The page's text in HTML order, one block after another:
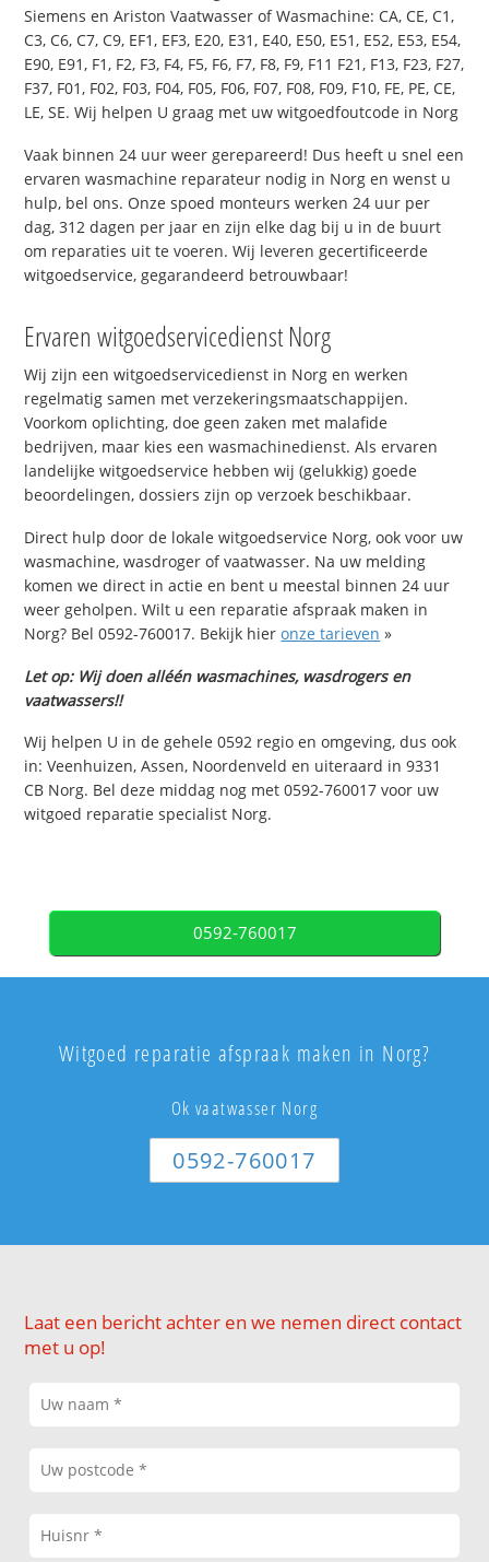
Siemens en Ariston Vaatwasser of Wasmachine: CA, CE, C1,
C3, C6, C7, C9, EF1, EF3, E20, E31, E40, E50, E51, E52, E53, E54,
E90, E91, F1, F2, F3, F4, F5, F6, F7, F8, F9, F11 F21, F13, F23, F27,
F37, F01, F02, F03, F04, F05, F06, F07, F08, F09, F10, FE, PE, CE,
LE, SE. Wij helpen U graag met uw witgoedfoutcode in Norg
Vaak binnen 24 uur weer gerepareerd! Dus heeft u snel een
ervaren wasmachine reparateur nodig in Norg en wenst u
hulp, bel ons. Onze spoed monteurs werken 24 uur per
dag, 312 dagen per jaar en zijn elke dag bij u in de buurt
om reparaties uit te voeren. Wij leveren gecertificeerde
witgoedservice, gegarandeerd betrouwbaar!
Ervaren witgoedservicedienst Norg
Wij zijn een witgoedservicedienst in Norg en werken
regelmatig samen met verzekeringsmaatschappijen.
Voorkom oplichting, doe geen zaken met malafide
bedrijven, maar kies een wasmachinedienst. Als ervaren
landelijke witgoedservice hebben wij (gelukkig) goede
beoordelingen, dossiers zijn op verzoek beschikbaar.
Direct hulp door de lokale witgoedservice Norg, ook voor uw
wasmachine, wasdroger of vaatwasser. Na uw melding
komen we direct in actie en bent u meestal binnen 24 uur
weer geholpen. Wilt u een reparatie afspraak maken in
Norg? Bel 0592-760017. Bekijk hieronze tarieven »
Let op: Wij doen alléén wasmachines, wasdrogers en
vaatwassers!!
Wij helpen U in de gehele 0592 regio en omgeving, dus ook
in: Veenhuizen, Assen, Noordenveld en uiteraard in 9331
CB Norg. Bel deze middag nog met 0592-760017 voor uw
witgoed reparatie specialist Norg.
0592-760017
Witgoed reparatie afspraak maken in Norg?
Ok vaatwasser Norg
0592-760017
Laat een bericht achter en we nemen direct contact
met u op!